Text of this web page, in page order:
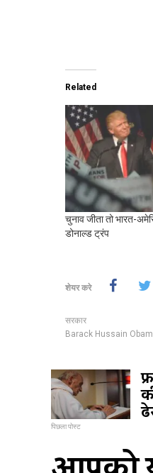
Related
चुनाव जीता तो भारत-
डोनाल्ड ट्रंप
शेयर करे
सरकार
Barack Hussain
पिछला पोस्ट